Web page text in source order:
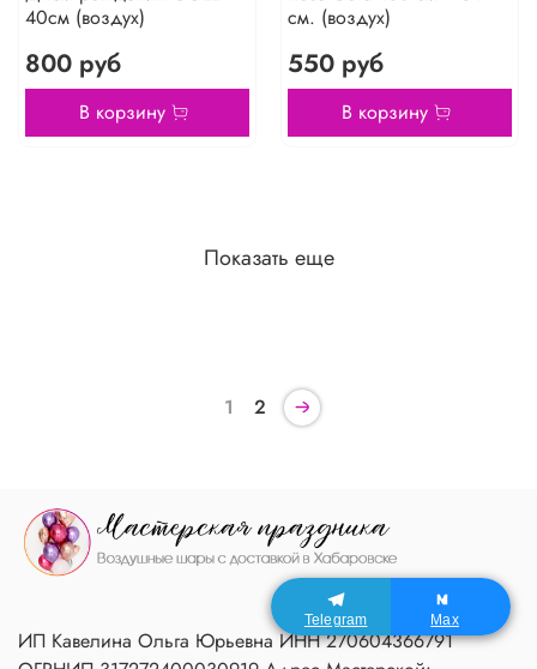
40см (воздух)
800 руб
В корзину
см. (воздух)
550 руб
В корзину
Показать еще
1 2
ИП Кавелина Ольга Юрьевна ИНН 270604366791
Telegram Max